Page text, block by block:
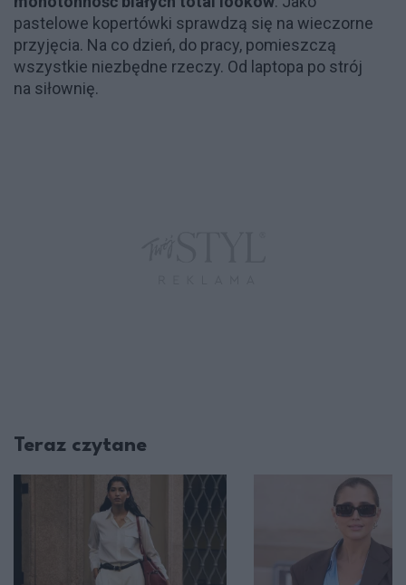
pastelowe kopertówki sprawdzą się na wieczorne
przyjęcia. Na co dzień, do pracy, pomieszczą
wszystkie niezbędne rzeczy. Od laptopa po strój
na siłownię.
Teraz czytane